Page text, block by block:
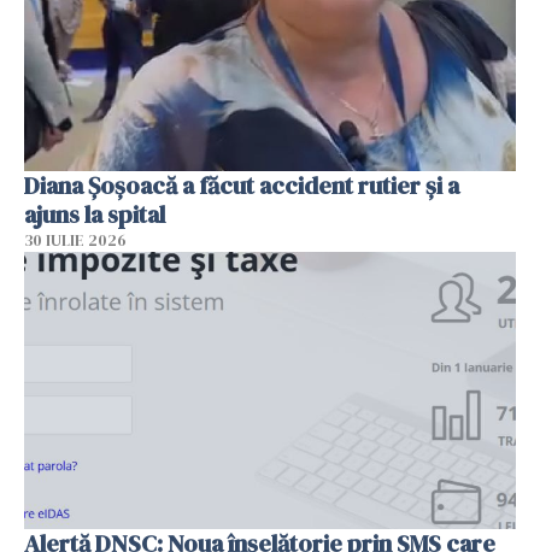
Diana Șoșoacă a făcut accident rutier și a
ajuns la spital
30 IULIE 2026
Alertă DNSC: Noua înșelătorie prin SMS care